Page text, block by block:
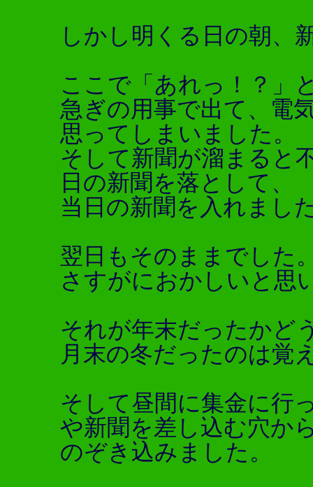
しかし明くる日の朝、
ここで「あれっ！？」
急ぎの用事で出て、電
思ってしまいました。
そして新聞が溜まると
日の新聞を落として、
当日の新聞を入れまし
翌日もそのままでした
さすがにおかしいと思
それが年末だったかど
月末の冬だったのは覚
そして昼間に集金に行
や新聞を差し込む穴か
のぞき込みました。